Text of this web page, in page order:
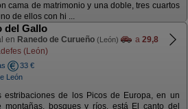
cama de matrimonio y una doble, tres cuartos
de ellos con hi ...
del Gallo
en Ranedo de Curueño (León) a 29,8
(León)
33 €
León
estribaciones de los Picos de Europa, en un
montañas, bosques y ríos, está El canto del